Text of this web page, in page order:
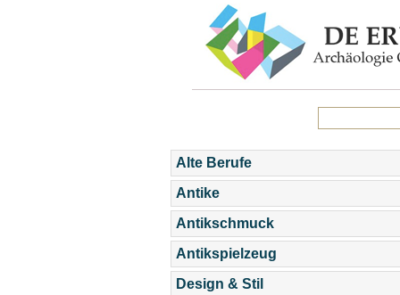
Alte Berufe
Antike
Antikschmuck
Antikspielzeug
Design & Stil